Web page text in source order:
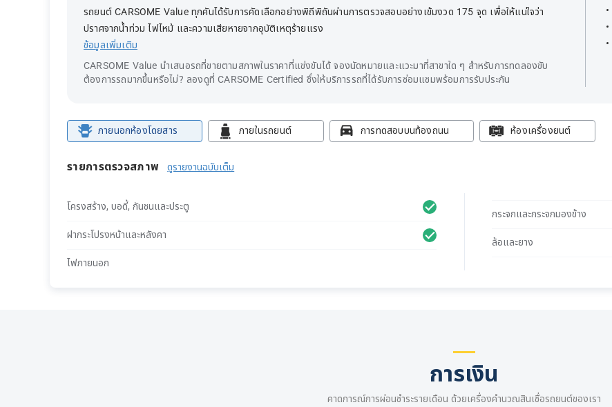
รถยนต์ CARSOME Value ทุกคันได้รับการคัดเลือกอย่างพิถีพิถันผ่านการตรวจสอบอย่างเข้มงวด 175 จุด เพื่อให้แน่ใจว่า
ปราศจากน้ำท่วม ไฟไหม้ และความเสียหายจากอุบัติเหตุร้ายแรง
ข้อมูลเพิ่มเติม
CARSOME Value นำเสนอรถที่ขายตามสภาพในราคาที่แข่งขันได้ จองนัดหมายและแวะมาที่สาขาใด ๆ สำหรับการทดลองขับ
ต้องการรถมากขึ้นหรือไม่? ลองดูที่ CARSOME Certified ซึ่งให้บริการรถที่ได้รับการซ่อมแซมพร้อมการรับประกัน
ภายนอกห้องโดยสาร ภายในรถยนต์ การทดสอบบนท้องถนน ห้องเครื่องยนต์
รายการตรวจสภาพ ดูรายงานฉบับเต็ม
โครงสร้าง, บอดี้, กันชนและประตู
ฝากระโปรงหน้าและหลังคา
ไฟภายนอก
กระจกและกระจกมองข้าง
ล้อและยาง
การเงิน
คาดการณ์การผ่อนชำระรายเดือน ด้วยเครื่องคำนวณสินเชื่อรถยนต์ของเรา